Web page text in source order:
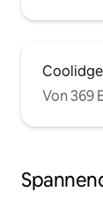
Von 369